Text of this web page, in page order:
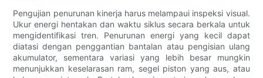
Pengujian penurunan kinerja harus melampaui inspeksi visual.
Ukur energi hentakan dan waktu siklus secara berkala untuk
mengidentifikasi tren. Penurunan energi yang kecil dapat
diatasi dengan penggantian bantalan atau pengisian ulang
akumulator, sementara variasi yang lebih besar mungkin
menunjukkan keselarasan ram, segel piston yang aus, atau